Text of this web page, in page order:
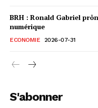
BRH : Ronald Gabriel
numérique
ECONOMIE 2026-07-31
S'abonner